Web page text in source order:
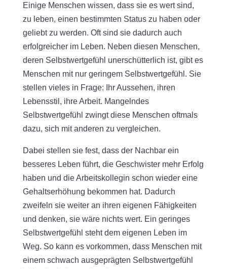
Einige Menschen wissen, dass sie es wert sind,
zu leben, einen bestimmten Status zu haben oder
geliebt zu werden. Oft sind sie dadurch auch
erfolgreicher im Leben. Neben diesen Menschen,
deren Selbstwertgefühl unerschütterlich ist, gibt es
Menschen mit nur geringem Selbstwertgefühl. Sie
stellen vieles in Frage: Ihr Aussehen, ihren
Lebensstil, ihre Arbeit. Mangelndes
Selbstwertgefühl zwingt diese Menschen oftmals
dazu, sich mit anderen zu vergleichen.
Dabei stellen sie fest, dass der Nachbar ein
besseres Leben führt, die Geschwister mehr Erfolg
haben und die Arbeitskollegin schon wieder eine
Gehaltserhöhung bekommen hat. Dadurch
zweifeln sie weiter an ihren eigenen Fähigkeiten
und denken, sie wäre nichts wert. Ein geringes
Selbstwertgefühl steht dem eigenen Leben im
Weg. So kann es vorkommen, dass Menschen mit
einem schwach ausgeprägten Selbstwertgefühl